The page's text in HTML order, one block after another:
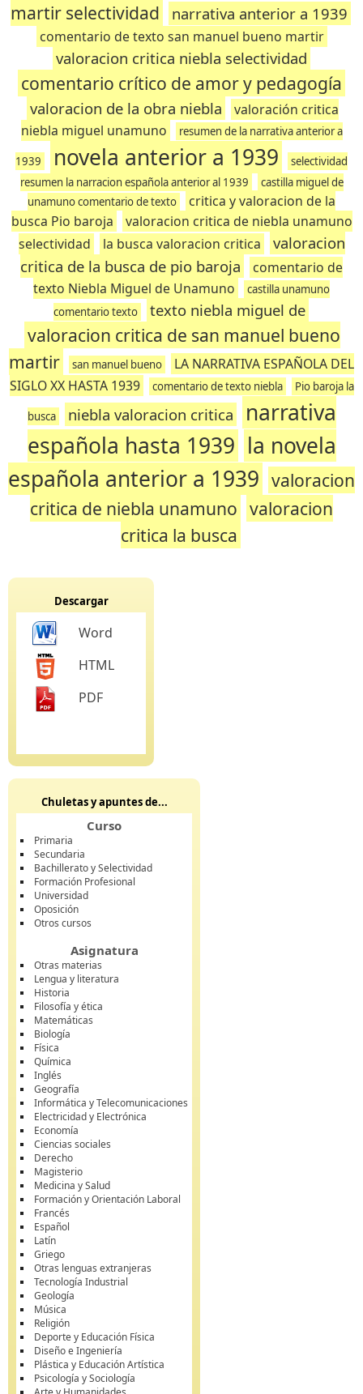
martir selectividad
narrativa anterior a 1939
comentario de texto san manuel bueno martir
valoracion critica niebla selectividad
comentario crítico de amor y pedagogía
valoracion de la obra niebla
valoración critica
niebla miguel unamuno
resumen de la narrativa anterior a
1939 novela anterior a 1939
selectividad
resumen la narracion española anterior al 1939
castilla miguel de
unamuno comentario de texto
critica y valoracion de la
busca Pio baroja
valoracion critica de niebla unamuno
selectividad
la busca valoracion critica
valoracion
critica de la busca de pio baroja
comentario de
texto Niebla Miguel de Unamuno
castilla unamuno
comentario texto
texto niebla miguel de
valoracion critica de san manuel bueno
martir
san manuel bueno
LA NARRATIVA ESPAÑOLA DEL
SIGLO XX HASTA 1939
comentario de texto niebla Pio baroja la
busca niebla valoracion critica
narrativa
española hasta 1939 la novela
española anterior a 1939 valoracion
critica de niebla unamuno valoracion
critica la busca
Descargar
Word
HTML
PDF
Chuletas y apuntes de...
Curso
Primaria
Secundaria
Bachillerato y Selectividad
Formación Profesional
Universidad
Oposición
Otros cursos
Asignatura
Otras materias
Lengua y literatura
Historia
Filosofía y ética
Matemáticas
Biología
Física
Química
Inglés
Geografía
Informática y Telecomunicaciones
Electricidad y Electrónica
Economía
Ciencias sociales
Derecho
Magisterio
Medicina y Salud
Formación y Orientación Laboral
Francés
Español
Latín
Griego
Otras lenguas extranjeras
Tecnología Industrial
Geología
Música
Religión
Deporte y Educación Física
Diseño e Ingeniería
Plástica y Educación Artística
Psicología y Sociología